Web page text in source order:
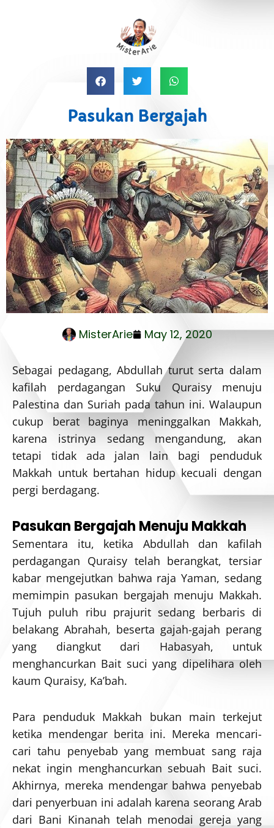
Pasukan Bergajah
MisterArie May 12, 2020
Sebagai pedagang, Abdullah turut serta dalam
kafilah perdagangan Suku Quraisy menuju
Palestina dan Suriah pada tahun ini. Walaupun
cukup berat baginya meninggalkan Makkah,
karena istrinya sedang mengandung, akan
tetapi tidak ada jalan lain bagi penduduk
Makkah untuk bertahan hidup kecuali dengan
pergi berdagang.
Pasukan Bergajah Menuju Makkah
Sementara itu, ketika Abdullah dan kafilah
perdagangan Quraisy telah berangkat, tersiar
kabar mengejutkan bahwa raja Yaman, sedang
memimpin pasukan bergajah menuju Makkah.
Tujuh puluh ribu prajurit sedang berbaris di
belakang Abrahah, beserta gajah-gajah perang
yang diangkut dari Habasyah, untuk
menghancurkan Bait suci yang dipelihara oleh
kaum Quraisy, Ka’bah.
Para penduduk Makkah bukan main terkejut
ketika mendengar berita ini. Mereka mencari-
cari tahu penyebab yang membuat sang raja
nekat ingin menghancurkan sebuah Bait suci.
Akhirnya, mereka mendengar bahwa penyebab
dari penyerbuan ini adalah karena seorang Arab
dari Bani Kinanah telah menodai gereja yang